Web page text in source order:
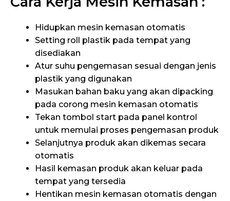
Hidupkan mesin kemasan otomatis
Setting roll plastik pada tempat yang
disediakan
Atur suhu pengemasan sesuai dengan jenis
plastik yang digunakan
Masukan bahan baku yang akan dipacking
pada corong mesin kemasan otomatis
Tekan tombol start pada panel kontrol
untuk memulai proses pengemasan produk
Selanjutnya produk akan dikemas secara
otomatis
Hasil kemasan produk akan keluar pada
tempat yang tersedia
Hentikan mesin kemasan otomatis dengan